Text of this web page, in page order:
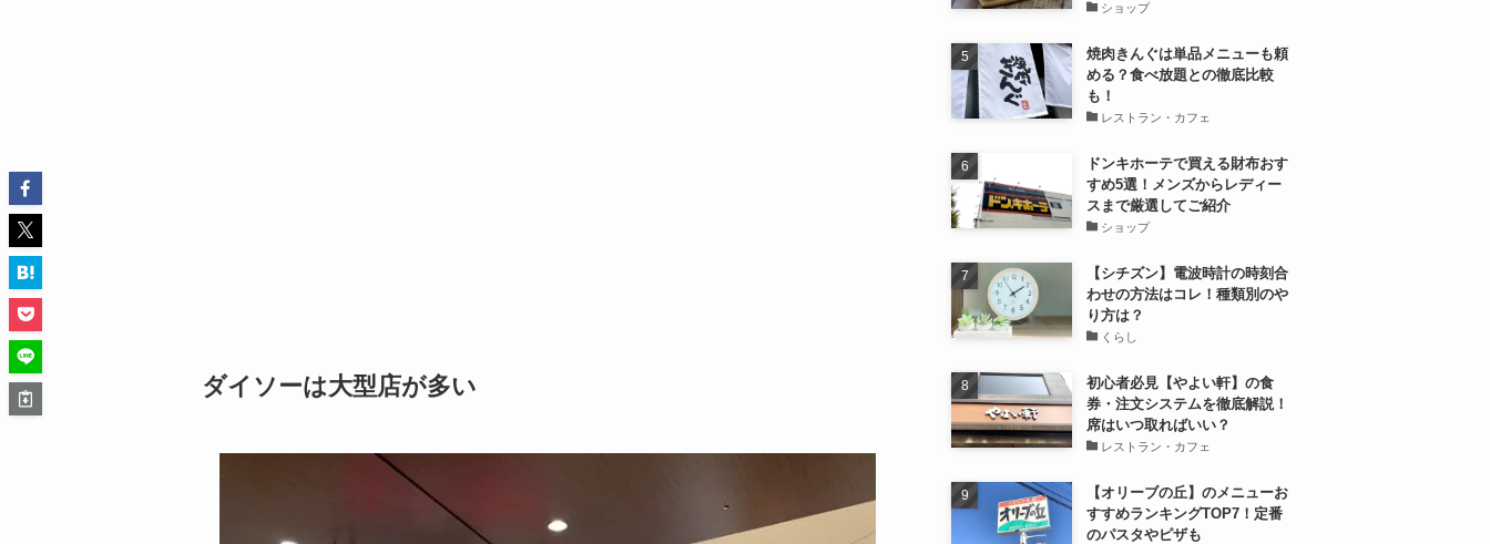
ダイソーは大型店が多い
ショップ
焼肉きんぐは単品メニューも頼
める？食べ放題との徹底比較
も！
レストラン・カフェ
ドンキホーテで買える財布おす
すめ5選！メンズからレディー
スまで厳選してご紹介
ショップ
【シチズン】電波時計の時刻合
わせの方法はコレ！種類別のや
り方は？
くらし
初心者必見【やよい軒】の食
券・注文システムを徹底解説！
席はいつ取ればいい？
レストラン・カフェ
【オリーブの丘】のメニューお
すすめランキングTOP7！定番
のパスタやピザも